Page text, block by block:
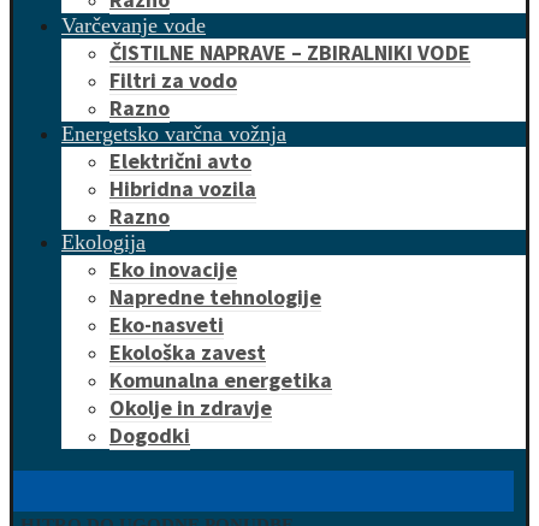
Varčevanje vode
ČISTILNE NAPRAVE – ZBIRALNIKI VODE
Filtri za vodo
Razno
Energetsko varčna vožnja
Električni avto
Hibridna vozila
Razno
Ekologija
Eko inovacije
Napredne tehnologije
Eko-nasveti
Ekološka zavest
Komunalna energetika
Okolje in zdravje
Dogodki